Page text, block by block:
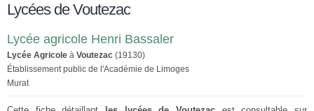
Lycées de Voutezac
Lycée agricole Henri Bassaler
Lycée Agricole à Voutezac (19130)
Établissement public de l'Académie de Limoges
Murat